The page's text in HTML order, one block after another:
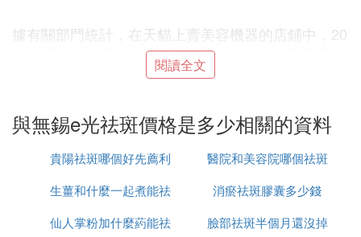
據有關部門統計，在天貓上賣美容機器的店鋪中，20
14年最暢銷前五名的店鋪分別是wavebetter旗艦店、
丹龍全度專賣店、靜美專賣店、goodwind旗艦店、
右，那麼我就以這幾家店鋪的美容儀器為例詳細介紹
一下價格和選購注意細節吧。
美容機器價格
閱讀全文
與無錫e光祛斑價格是多少相關的資料
貴陽祛斑哪個好先薦利
美康
醫院和美容院哪個祛斑
好
生薑和什麼一起煮能祛
斑
消瘀祛斑膠囊多少錢
仙人掌粉加什麼葯能祛
臉部祛斑半個月還沒掉